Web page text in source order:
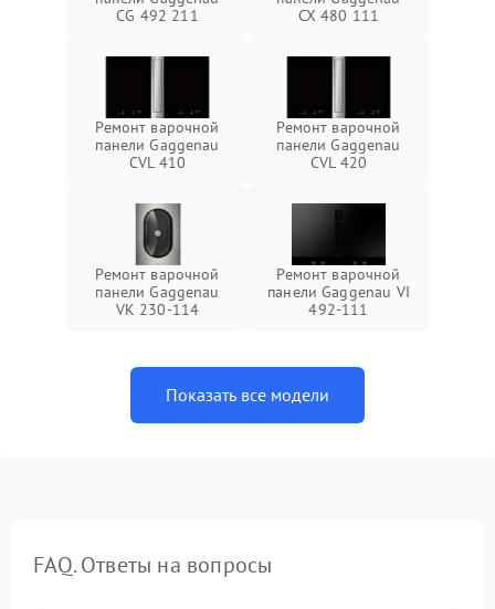
CG 492 211
CX 480 111
Ремонт варочной
панели Gaggenau
CVL 410
Ремонт варочной
панели Gaggenau
CVL 420
Ремонт варочной
панели Gaggenau
VK 230-114
Ремонт варочной
панели Gaggenau VI
492-111
Показать все модели
FAQ. Ответы на вопросы